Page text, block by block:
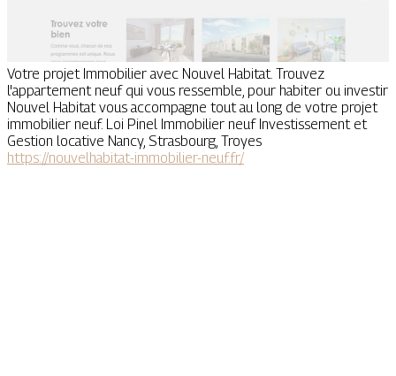
Votre projet Immobilier avec Nouvel Habitat. Trouvez
l'appartement neuf qui vous ressemble, pour habiter ou investir
Nouvel Habitat vous accompagne tout au long de votre projet
immobilier neuf. Loi Pinel Immobilier neuf Investissement et
Gestion locative Nancy, Strasbourg, Troyes
https://nouvelhabitat-immobilier-neuf.fr/